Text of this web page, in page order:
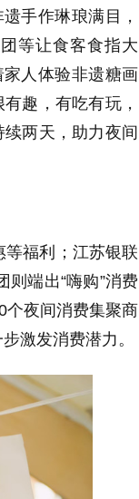
手作琳琅满目，
等让食客食指大
人体验非遗糖画
趣，有吃有玩，
两天，助力夜间
等福利；江苏银联
则端出“嗨购”消费
个夜间消费集聚商
激发消费潜力。